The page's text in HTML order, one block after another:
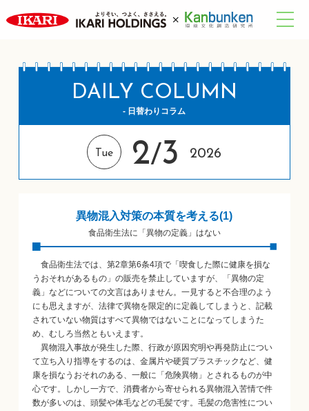
DAILY COLUMN
- 日替わりコラム
Tue 2/3 2026
異物混入対策の本質を考える(1)
食品衛生法に「異物の定義」はない
食品衛生法では、第2章第6条4項で「喫食した際に健康を損な
うおそれがあるもの」の販売を禁止していますが、「異物の定
義」などについての文言はありません。一見すると不合理のよう
にも思えますが、法律で異物を限定的に定義してしまうと、記載
されていない物質はすべて異物ではないことになってしまうた
め、むしろ当然ともいえます。
異物混入事故が発生した際、行政が原因究明や再発防止につい
て立ち入り指導をするのは、金属片や硬質プラスチックなど、健
康を損なうおそれのある、一般に「危険異物」とされるものが中
心です。しかし一方で、消費者から寄せられる異物混入苦情で件
数が多いのは、頭髪や体毛などの毛髪です。毛髪の危害性につい